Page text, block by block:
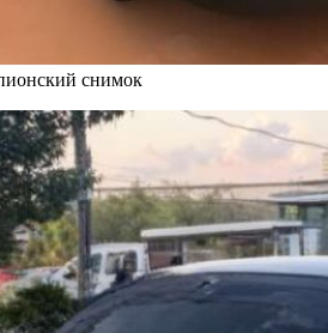
снимок